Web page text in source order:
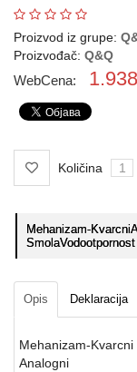
Proizvod iz grupe:
Proizvođač: Q&Q
WebCena:
Količina
Mehanizam-
Opis Deklaracija
Mehanizam-Kvarcni
Analogni